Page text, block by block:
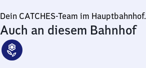
Dein CATCHES-Team im Hauptbahnhof.
Auch an diesem Bahnhof